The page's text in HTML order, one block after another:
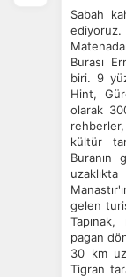
Size ve ilgi
kullanılır.
edersiniz,
Sabah
ediyoruz.
Burası
biri. 9
Hint,
olarak
kültür
Buranın
gelen
pagan
30 km
Tigran